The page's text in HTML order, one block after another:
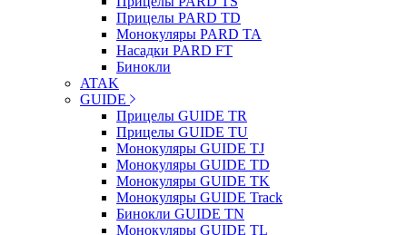
Прицелы PARD TD
Монокуляры PARD TA
Насадки PARD FT
Бинокли
ATAK
GUIDE
Прицелы GUIDE TR
Прицелы GUIDE TU
Монокуляры GUIDE TJ
Монокуляры GUIDE TD
Монокуляры GUIDE TK
Монокуляры GUIDE Track
Бинокли GUIDE TN
Монокуляры GUIDE TL